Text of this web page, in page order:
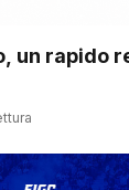
un rapido